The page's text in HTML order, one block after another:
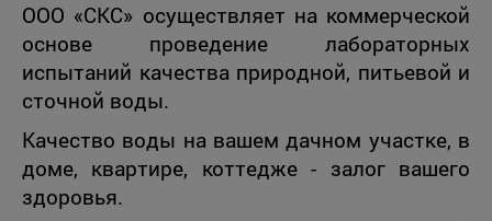
ООО «СКС» осуществляет на коммерческой
основе проведение лабораторных
испытаний качества природной, питьевой и
сточной воды.
Качество воды на вашем дачном участке, в
доме, квартире, коттедже - залог вашего
здоровья.